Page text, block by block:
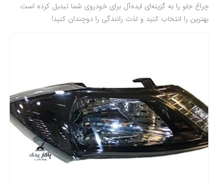
چراغ جلو را به گزینه‌ای ایده‌آل برای خودروی شما تبدیل کرده است.
بهترین را انتخاب کنید و لذت رانندگی را دوچندان کنید!